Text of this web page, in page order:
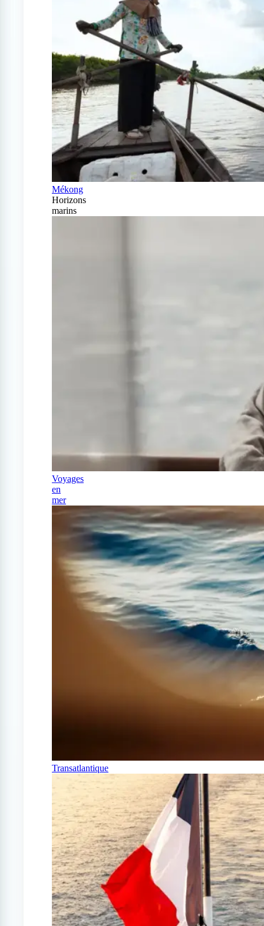
Mékong
Horizons
marins
Voyages
en
mer
Transatlantique